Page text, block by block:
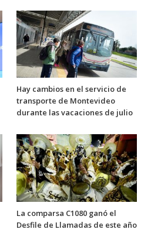
Hay cambios en el servicio de
transporte de Montevideo
durante las vacaciones de julio
La comparsa C1080 ganó el
Desfile de Llamadas de este año